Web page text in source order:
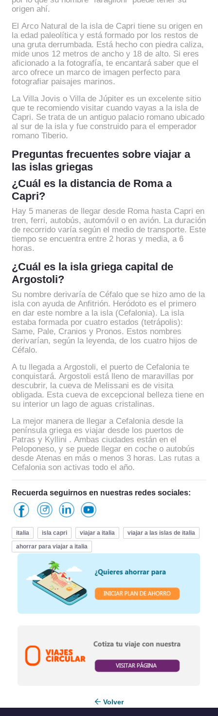
origen ahí.
El Arco Natural de la isla de Capri tiene su origen en
la edad paleolítica y está formado por los restos de
una gruta derrumbada. Está hecho con piedra caliza,
mide unos 12 metros de ancho y 18 de alto. Si eres
aficionado a la fotografía, te encantará saber que el
arco ofrece un marco de imagen perfecto para
fotografiar paisajes marinos.
La Villa Jovis o Villa de Júpiter es un excelente sitio
que te recomiendo visitar cuando vayas a la isla de
Capri. Se trata de un antiguo palacio romano ubicado
al sur de la isla y fue construido para el emperador
romano Tiberio.
Preguntas frecuentes sobre viajar a
las islas griegas
¿Cuál es la distancia de Roma a
Capri?
Hay 5 maneras de llegar desde Roma hasta Capri en
tren, ferri, autobús, automóvil o en avión. La duración
de recorrido varía según el medio de transporte. Este
tiempo se encuentra entre 2 horas y media, a 6
horas.
¿Cuál es la isla griega capital de
Argostoli?
Su nombre derivaría de Céfalo que se hizo amo de la
isla con ayuda de Anfitrión. Heródoto es el primero
en dar este nombre a la isla (Cefalonia). La isla
estaba formada por cuatro estados (tetrápolis):
Same, Pale, Cranios y Pronos. Estos nombres
derivarían, según la leyenda, de los cuatro hijos de
Céfalo.
A tu llegada a Argostoli, el puerto de Cefalonia te
conquistará. Argostoli está lleno de maravillas por
descubrir, la cueva de Melissani es de visita
obligada. Esta cueva de excepcional belleza tiene en
su interior un lago de aguas cristalinas.
La mejor manera de llegar a Cefalonia desde la
península griega es viajar desde los puertos de
Patras y Kyllini . Ambas ciudades están en el
Peloponeso, y se puede llegar en coche o autobús
desde Atenas en más o menos 3 horas. Las rutas a
Cefalonia son activas todo el año.
Recuerda seguirnos en nuestras redes sociales:
italia isla capri viajar a italia
viajar a las islas de italia
ahorrar para viajar a italia
Volver